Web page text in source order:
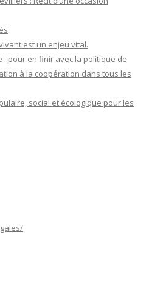
est un enjeu vital.
: pour en finir avec la politique de
à la coopération dans tous les
social et écologique pour les
/